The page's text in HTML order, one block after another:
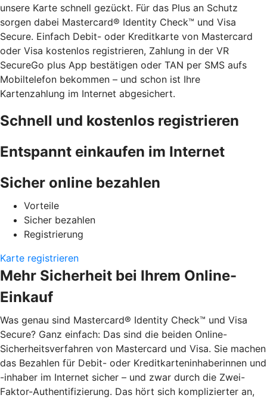
unsere Karte schnell gezückt. Für das Plus an Schutz
sorgen dabei Mastercard® Identity Check™ und Visa
Secure. Einfach Debit- oder Kreditkarte von Mastercard
oder Visa kostenlos registrieren, Zahlung in der VR
SecureGo plus App bestätigen oder TAN per SMS aufs
Mobiltelefon bekommen – und schon ist Ihre
Kartenzahlung im Internet abgesichert.
Schnell und kostenlos registrieren
Entspannt einkaufen im Internet
Sicher online bezahlen
Vorteile
Sicher bezahlen
Registrierung
Karte registrieren
Mehr Sicherheit bei Ihrem Online-
Einkauf
Was genau sind Mastercard® Identity Check™ und Visa
Secure? Ganz einfach: Das sind die beiden Online-
Sicherheitsverfahren von Mastercard und Visa. Sie machen
das Bezahlen für Debit- oder Kreditkarteninhaberinnen und
-inhaber im Internet sicher – und zwar durch die Zwei-
Faktor-Authentifizierung. Das hört sich komplizierter an,